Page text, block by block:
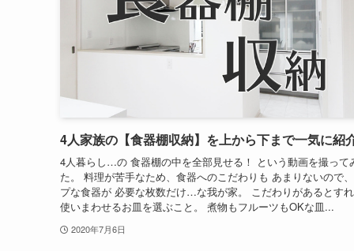
4人家族の【食器棚収納】を上から下まで一気に紹
4人暮らし…の 食器棚の中を全部見せる！ という動画を撮って
た。 料理が苦手なため、食器へのこだわりも あまりないので
プな食器が 必要な枚数だけ…な我が家。 こだわりがあるとす
使いまわせるお皿を選ぶこと。 煮物もフルーツもOKな皿...
2020年7月6日